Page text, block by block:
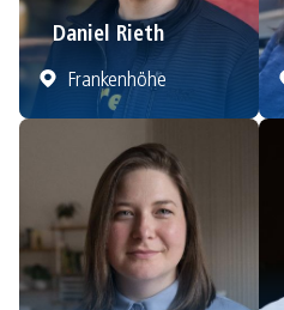
Daniel Rieth
Frankenhöhe